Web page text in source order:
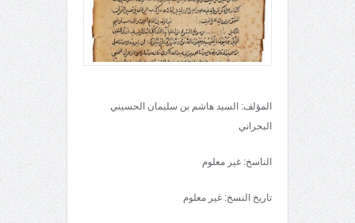
المؤلف: السيد هاشم بن سليمان الحسيني
البحراني
الناسخ: غير معلوم
تاريخ النسخ: غير معلوم